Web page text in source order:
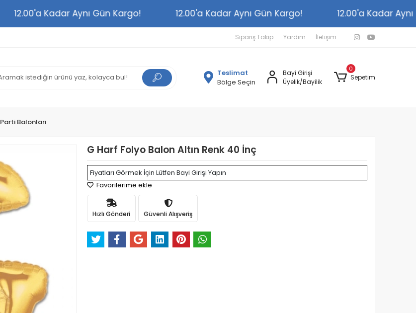
12.00'a Kadar Aynı Gün Kargo! 12.00'a Kadar Aynı Gün Kargo! 12.00'a Kadar
Sipariş Takip Yardım İletişim
Teslimat
Bölge Seçin
Bayi Girişi
Üyelik/Bayilik
0
Sepetim
Parti Balonları
G Harf Folyo Balon Altın Renk 40 İnç
Fiyatları Görmek İçin Lütfen Bayi Girişi Yapın
Favorilerime ekle
Hızlı Gönderi Güvenli Alışveriş